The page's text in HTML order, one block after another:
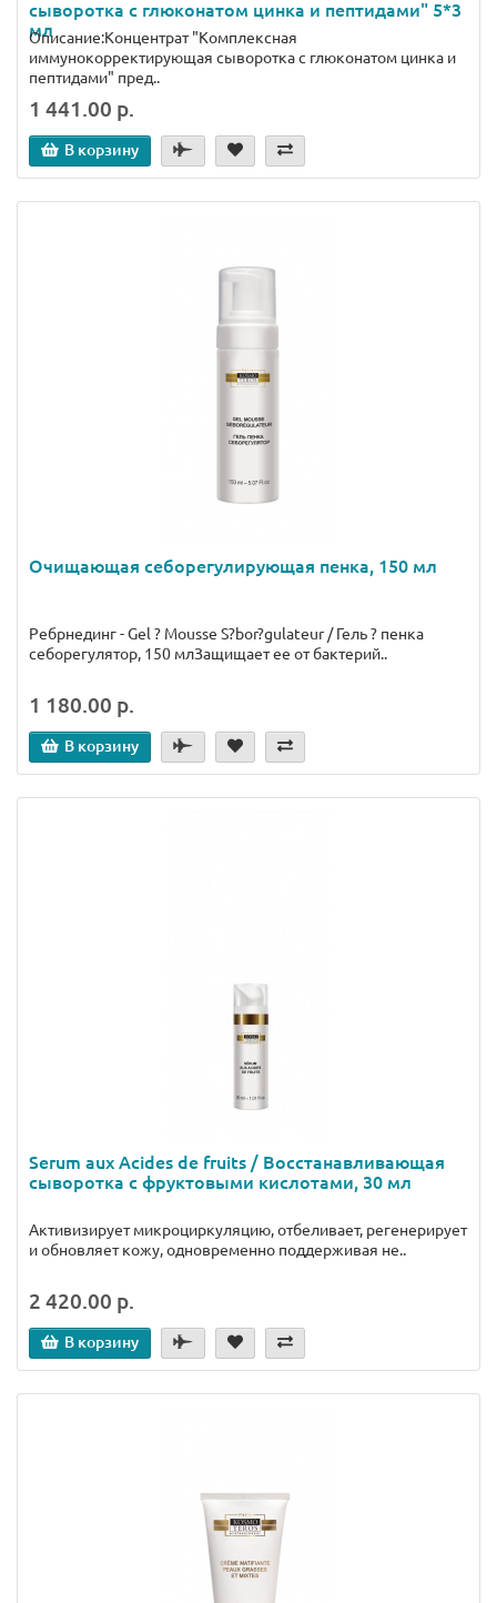
сыворотка c глюконатом цинка и пептидами" 5*3
мл
Описание:Концентрат "Комплексная
иммунокорректирующая сыворотка с глюконатом цинка и
пептидами" пред..
1 441.00 р.
В корзину
Очищающая себорегулирующая пенка, 150 мл
Ребрнединг - Gel ? Mousse S?bor?gulateur / Гель ? пенка
себорегулятор, 150 млЗащищает ее от бактерий..
1 180.00 р.
В корзину
Serum aux Acides de fruits / Восстанавливающая
сыворотка с фруктовыми кислотами, 30 мл
Активизирует микроциркуляцию, отбеливает, регенерирует
и обновляет кожу, одновременно поддерживая не..
2 420.00 р.
В корзину